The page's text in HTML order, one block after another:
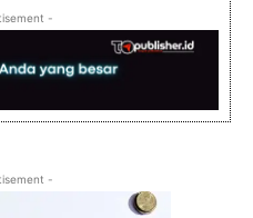
-
-